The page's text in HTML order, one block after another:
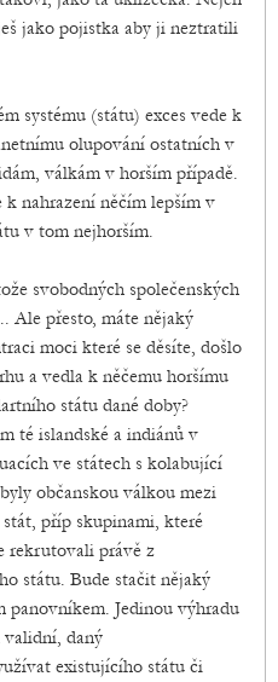
jako pojistka aby ji neztratili
systému (státu) exces vede k
olupování ostatních v
válkám v horším případě.
k nahrazení něčím lepším v
v tom nejhorším.
svobodných společenských
Ale přesto, máte nějaký
moci které se děsíte, došlo
a vedla k něčemu horšímu
státu dané doby?
té islandské a indiánů v
ve státech s kolabující
občanskou válkou mezi
příp skupinami, které
rekrutovali právě z
státu. Bude stačit nějaký
panovníkem. Jedinou výhradu
daný
existujícího státu či